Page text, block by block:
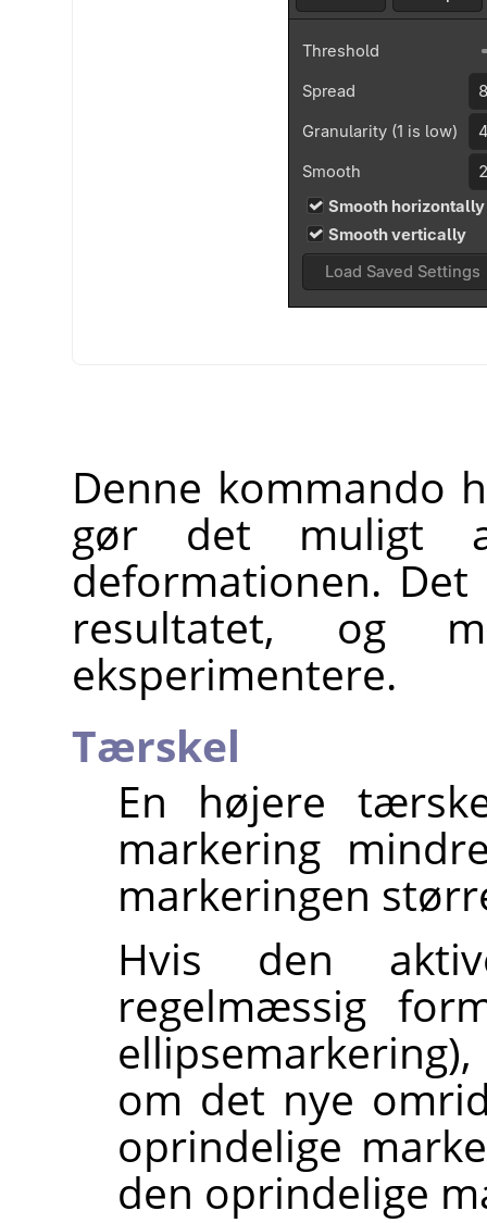
Denne kommando
gør det muligt
deformationen.
resultatet,
eksperimentere.
Tærskel
En højere
markering
markeringen
Hvis den
regelmæssig
om det nye
oprindelige
den oprindelige